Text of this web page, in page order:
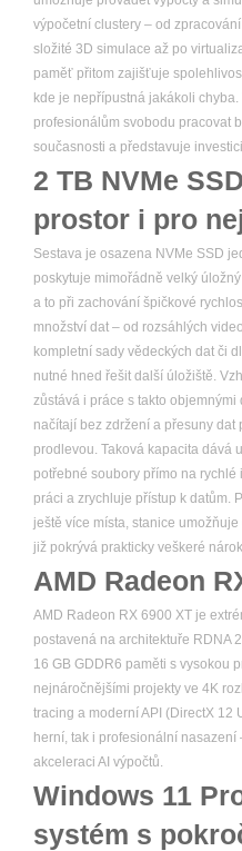
výpočetní clustery – od
složité 3D simulace až po
paměť přitom zajišťuje
kde je nepřípustná jakákoli
profesionálům svobodu pracovat
současnosti a představuje
2 TB NVMe
prostor i pro
Sestava je osazena NVMe SSD
poskytuje mimořádně velký
a to při zachování špičkové
množství dat – od rozsáhlých
kompletní sady vědeckých dat či
nutné hned řešit další úložiště.
zůstává i práce s takto
načítají bez zdržení a přesuny
prodlevou. Taková kapacita dává
potřebné soubory přímo na
práci a zrychluje přístup k datům.
ještě více místa, stanice
již pokrývá prakticky veškeré
AMD Radeon
AMD Radeon RX 6900 XT je
postavená na architektuře RDNA
16 GB GDDR6 paměti s vysokou
nejnáročnějšími projekty ve 4K
tracing a moderní API (DirectX 12
herní, tak i profesionální
akceleraci AI výpočtů.
Windows 11
systém s